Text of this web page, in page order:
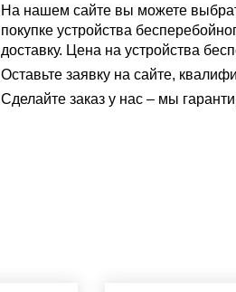
На нашем сайте вы можете
покупке устройства
доставку. Цена на устройства
Оставьте заявку на сайте,
Сделайте заказ у нас – мы